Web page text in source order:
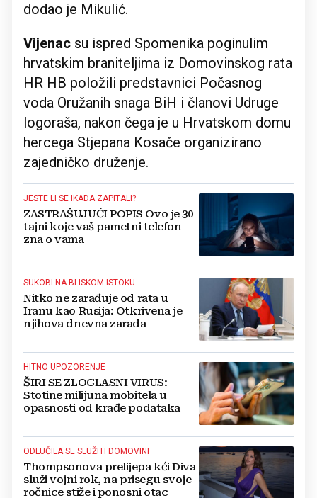
dodao je Mikulić.
Vijenac su ispred Spomenika poginulim
hrvatskim braniteljima iz Domovinskog rata
HR HB položili predstavnici Počasnog
voda Oružanih snaga BiH i članovi Udruge
logoraša, nakon čega je u Hrvatskom domu
hercega Stjepana Kosače organizirano
zajedničko druženje.
JESTE LI SE IKADA ZAPITALI?
ZASTRAŠUJUĆI POPIS Ovo je 30
tajni koje vaš pametni telefon
zna o vama
SUKOBI NA BLISKOM ISTOKU
Nitko ne zarađuje od rata u
Iranu kao Rusija: Otkrivena je
njihova dnevna zarada
HITNO UPOZORENJE
ŠIRI SE ZLOGLASNI VIRUS:
Stotine milijuna mobitela u
opasnosti od krađe podataka
ODLUČILA SE SLUŽITI DOMOVINI
Thompsonova prelijepa kći Diva
služi vojni rok, na prisegu svoje
ročnice stiže i ponosni otac